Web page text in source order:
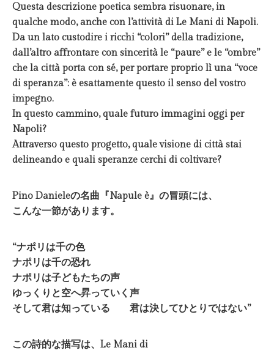
Questa descrizione poetica sembra risuonare, in
qualche modo, anche con l’attività di Le Mani di Napoli.
Da un lato custodire i ricchi “colori” della tradizione,
dall’altro affrontare con sincerità le “paure” e le “ombre”
che la città porta con sé, per portare proprio lì una “voce
di speranza”: è esattamente questo il senso del vostro
impegno.
In questo cammino, quale futuro immagini oggi per
Napoli?
Attraverso questo progetto, quale visione di città stai
delineando e quali speranze cerchi di coltivare?
Pino Danieleの名曲『Napule è』の冒頭には、
こんな一節があります。
“ナポリは千の色
ナポリは千の恐れ
ナポリは子どもたちの声
ゆっくりと空へ昇っていく声
そして君は知っている 君は決してひとりではない”
この詩的な描写は、Le Mani di